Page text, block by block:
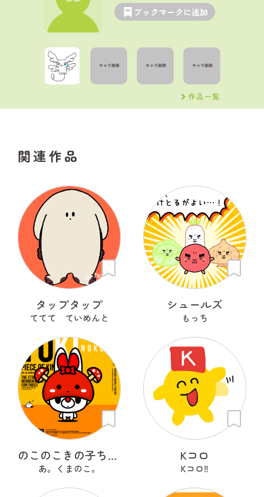
ブックマークに追加
作品一覧
関連作品
タップタップ
ててて ていめんと
シュールズ
もっち
のこのこきの子ちゃん
あ。くまのこ。
Kコロ
Kコロ‼︎